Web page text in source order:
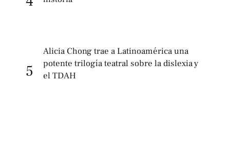
5
Alicia Chong trae a Latinoamérica una
potente trilogía teatral sobre la dislexia y
el TDAH